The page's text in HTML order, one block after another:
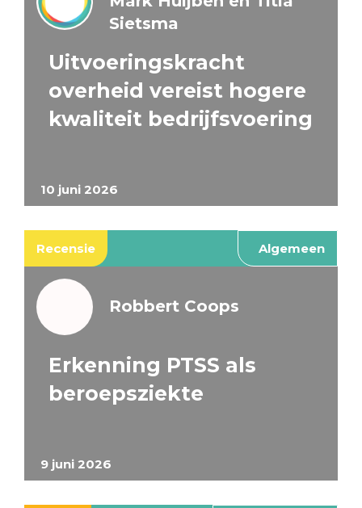
10 juni 2026
Sietsma
Uitvoeringskracht
overheid vereist hogere
kwaliteit bedrijfsvoering
Recensie Algemeen
9 juni 2026
Robbert Coops
Erkenning PTSS als
beroepsziekte